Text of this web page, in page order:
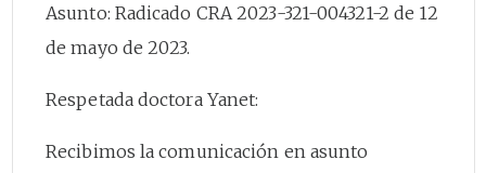
Asunto: Radicado CRA 2023-321-004321-2 de 12
de mayo de 2023.
Respetada doctora Yanet:
Recibimos la comunicación en asunto